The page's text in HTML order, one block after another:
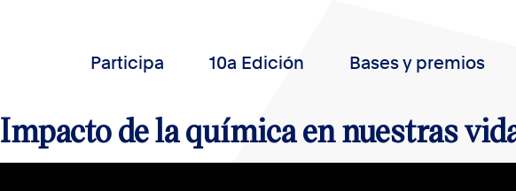
Participa 10a Edición Bases y premios
Impacto de la química en nuestras